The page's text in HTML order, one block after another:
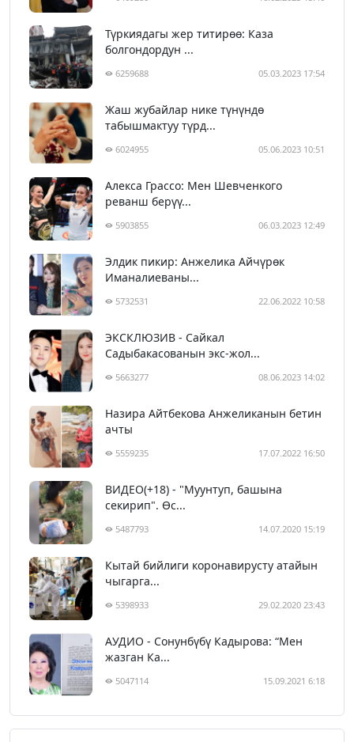
Түркиядагы жер титирөө: Каза
болгондордун ...
6259688 05.03.2023 17:54
Жаш жубайлар нике түнүндө
табышмактуу түрд...
6024955 05.06.2023 10:51
Алекса Грассо: Мен Шевченкого
реванш берүү...
5903855 06.03.2023 12:49
Элдик пикир: Анжелика Айчүрөк
Иманалиеваны...
5732531 22.06.2022 10:58
ЭКСКЛЮЗИВ - Сайкал
Садыбакасованын экс-жол...
5663277 08.06.2023 14:02
Назира Айтбекова Анжеликанын бетин
ачты
5559235 17.07.2022 16:50
ВИДЕО(+18) - "Муунтуп, башына
секирип". Өс...
5487793 14.07.2020 15:19
Кытай бийлиги коронавирусту атайын
чыгарга...
5398933 29.02.2020 23:43
АУДИО - Сонунбүбү Кадырова: “Мен
жазган Ка...
5047114 15.09.2021 6:18